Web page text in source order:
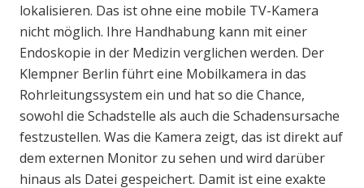
lokalisieren. Das ist ohne eine mobile TV-Kamera
nicht möglich. Ihre Handhabung kann mit einer
Endoskopie in der Medizin verglichen werden. Der
Klempner Berlin führt eine Mobilkamera in das
Rohrleitungssystem ein und hat so die Chance,
sowohl die Schadstelle als auch die Schadensursache
festzustellen. Was die Kamera zeigt, das ist direkt auf
dem externen Monitor zu sehen und wird darüber
hinaus als Datei gespeichert. Damit ist eine exakte